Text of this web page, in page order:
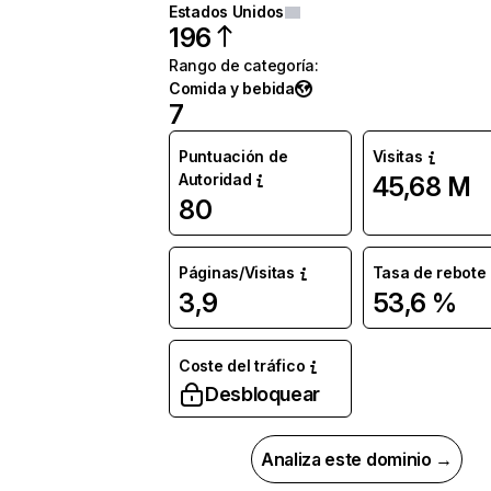
Estados Unidos
196
Rango de categoría:
Comida y bebida
7
Puntuación de
Autoridad
80
Visitas
45,68 M
Páginas/Visitas
3,9
Tasa de rebote
53,6 %
Coste del tráfico
Desbloquear
Analiza este dominio →